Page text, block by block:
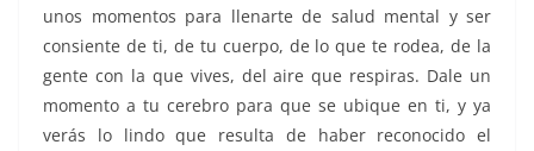
unos momentos para llenarte de salud mental y ser
consiente de ti, de tu cuerpo, de lo que te rodea, de la
gente con la que vives, del aire que respiras. Dale un
momento a tu cerebro para que se ubique en ti, y ya
verás lo lindo que resulta de haber reconocido el